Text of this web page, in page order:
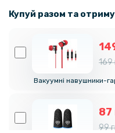
Купуй разом та
169
Вакуумні навушники-
87
99